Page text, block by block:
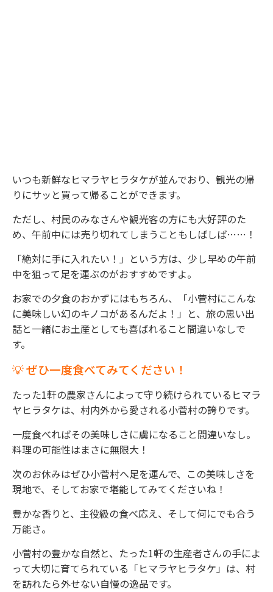
いつも新鮮なヒマラヤヒラタケが並んでおり、観光の帰
りにサッと買って帰ることができます。
ただし、村民のみなさんや観光客の方にも大好評のた
め、午前中には売り切れてしまうこともしばしば……！
「絶対に手に入れたい！」という方は、少し早めの午前
中を狙って足を運ぶのがおすすめですよ。
お家での夕食のおかずにはもちろん、「小菅村にこんな
に美味しい幻のキノコがあるんだよ！」と、旅の思い出
話と一緒にお土産としても喜ばれること間違いなしで
す。
💡 ぜひ一度食べてみてください！
たった1軒の農家さんによって守り続けられているヒマラ
ヤヒラタケは、村内外から愛される小菅村の誇りです。
一度食べればその美味しさに虜になること間違いなし。
料理の可能性はまさに無限大！
次のお休みはぜひ小菅村へ足を運んで、この美味しさを
現地で、そしてお家で堪能してみてくださいね！
豊かな香りと、主役級の食べ応え、そして何にでも合う
万能さ。
小菅村の豊かな自然と、たった1軒の生産者さんの手によ
って大切に育てられている「ヒマラヤヒラタケ」は、村
を訪れたら外せない自慢の逸品です。